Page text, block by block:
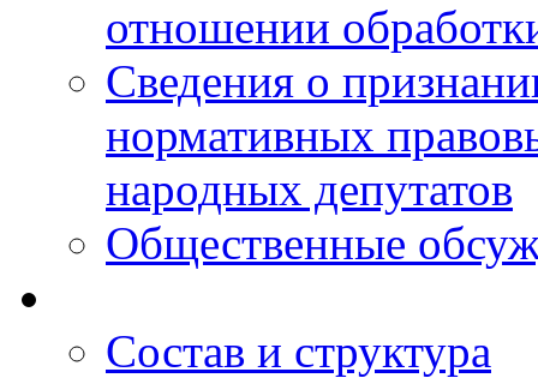
отношении
Сведения о
нормативных
народных депутатов
Общественные
Состав и структура